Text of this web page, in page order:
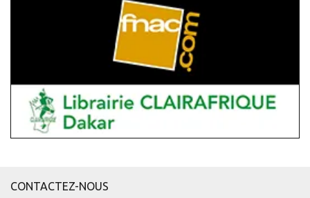
CONTACTEZ-NOUS